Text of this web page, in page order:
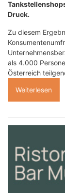
Druck.
Zu diesem
als 4.000
Österreich
Weiterlesen